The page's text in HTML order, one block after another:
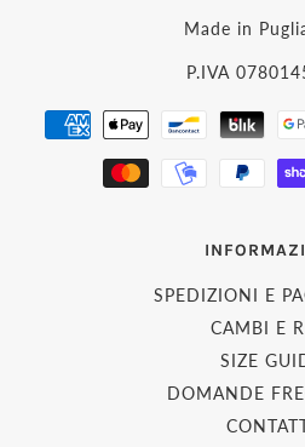
Made in
P.IVA
SPEDIZIONI E
CAMBI E
SIZE
DOMANDE